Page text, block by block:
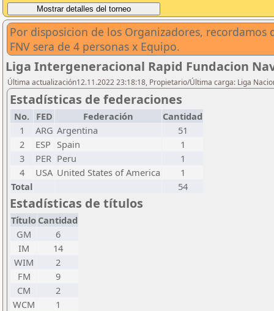
Por disposicion de los Organizadores,
FNV sera de 4 personas x Equipo.
Liga Intergeneracional Rapid Fundacion
Última actualización12.11.2022 23:18:18, Propietario/Última carga: Liga
Estadísticas de federaciones
No. FED Federación
Cantidad
1
ARG Argentina
51
2
ESP Spain
1
3
PER Peru
1
4
USA United States of America
1
Total
54
Estadísticas de títulos
Título Cantidad
GM
6
IM
14
WIM
2
FM
9
CM
2
WCM
1